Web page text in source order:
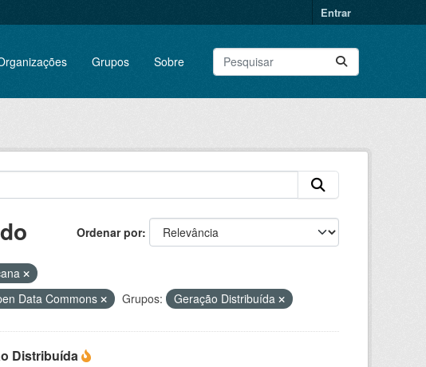
Entrar
Grupos Sobre
Ordenar por
Data Commons Grupos: Geração Distribuída
Distribuída